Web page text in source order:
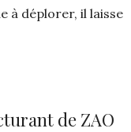
à déplorer, il laisse
de ZAO